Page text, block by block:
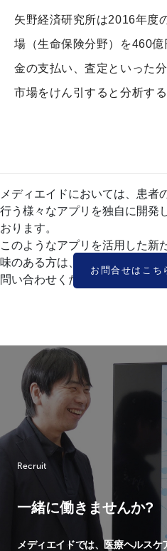
矢野経済研究所は2016年度
場（生命保険分野）を460
金の支払い、査定といった
市場をけん引すると分析する
メディエイドにおいては、患者
行う様々なアプリを独自に開発
おります。
このようなアプリを活用した新
味のある方は、以下のお問い合
問い合わせください。
お問合せはこち
Recruit
一緒に働きませんか?
メディエイドでは、医療ヘルスケ